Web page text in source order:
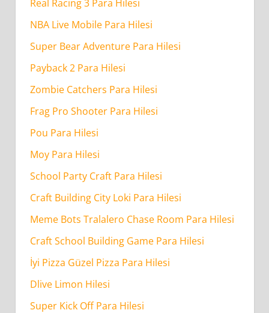
Real Racing 3 Para Hilesi
NBA Live Mobile Para Hilesi
Super Bear Adventure Para Hilesi
Payback 2 Para Hilesi
Zombie Catchers Para Hilesi
Frag Pro Shooter Para Hilesi
Pou Para Hilesi
Moy Para Hilesi
School Party Craft Para Hilesi
Craft Building City Loki Para Hilesi
Meme Bots Tralalero Chase Room Para Hilesi
Craft School Building Game Para Hilesi
İyi Pizza Güzel Pizza Para Hilesi
Dlive Limon Hilesi
Super Kick Off Para Hilesi